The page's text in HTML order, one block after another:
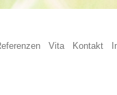
Vita Kontakt